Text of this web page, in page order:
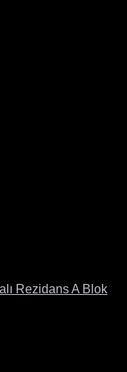
Rezidans A Blok